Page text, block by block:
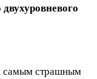
самым страшным